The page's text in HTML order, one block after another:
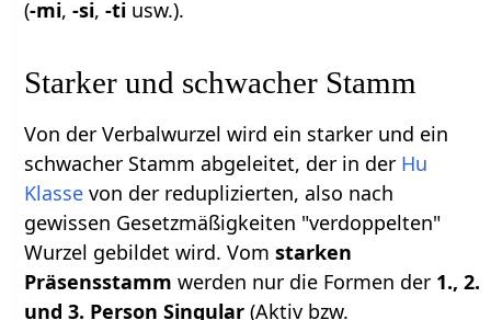
(-mi,-si,-ti usw.).
Starker und schwacher Stamm
Von der Verbalwurzel wird ein starker und ein
schwacher Stamm abgeleitet, der in der Hu
Klasse von der reduplizierten, also nach
gewissen Gesetzmäßigkeiten "verdoppelten"
Wurzel gebildet wird. Vomstarken
Präsensstamm werden nur die Formen der 1., 2.
und 3. Person Singular (Aktiv bzw.